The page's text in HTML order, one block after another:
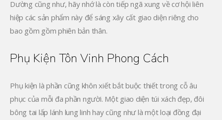
Dường cũng như, hãy nhớ là còn tiếp ngã xung về cơ hội liên
hiệp các sản phẩm này để sáng xây cất giao diện riêng cho
bao gồm gồm phiên bản thân.
Phụ Kiện Tôn Vinh Phong Cách
Phụ kiện là phần cũng khôn xiết bắt buộc thiết trong cỗ âu
phục của mỗi đa phần người. Một giao diện túi xách đẹp, đôi
bông tai lấp lánh lung linh hay cũng như là một loại đồng đại